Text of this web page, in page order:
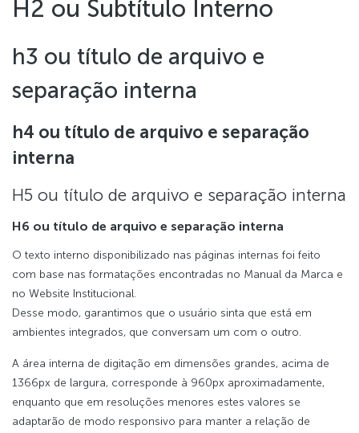
H2 ou Subtítulo Interno
h3 ou título de arquivo e
separação interna
h4 ou título de arquivo e separação
interna
H5 ou título de arquivo e separação interna
H6 ou título de arquivo e separação interna
O texto interno disponibilizado nas páginas internas foi feito
com base nas formatações encontradas no Manual da Marca e
no Website Institucional.
Desse modo, garantimos que o usuário sinta que está em
ambientes integrados, que conversam um com o outro.
A área interna de digitação em dimensões grandes, acima de
1366px de largura, corresponde à 960px aproximadamente,
enquanto que em resoluções menores estes valores se
adaptarão de modo responsivo para manter a relação de